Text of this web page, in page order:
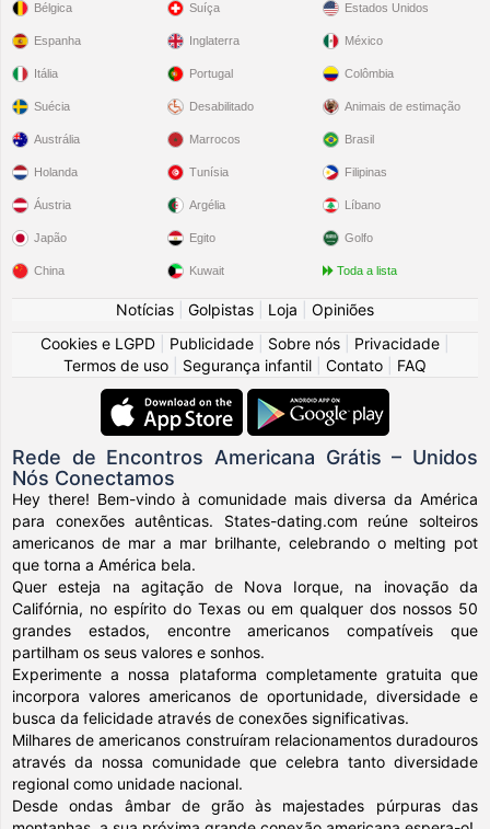
Bélgica
Espanha
Itália
Suécia
Suíça
Inglaterra
Portugal
Desabilitado
Estados Unidos
México
Colômbia
Animais de estimação
Austrália
Holanda
Áustria
Japão
China
Marrocos
Tunísia
Argélia
Egito
Kuwait
Brasil
Filipinas
Líbano
Golfo
Toda a lista
Notícias Golpistas Loja
Opiniões
Cookies e LGPD
Publicidade Sobre nós Privacidade
Termos de uso
Segurança infantil Contato FAQ
Rede de Encontros Americana Grátis – Unidos
Nós Conectamos
Hey there! Bem-vindo à comunidade mais diversa da América
para conexões autênticas. States-dating.com reúne solteiros
americanos de mar a mar brilhante, celebrando o melting pot
que torna a América bela.
Quer esteja na agitação de Nova Iorque, na inovação da
Califórnia, no espírito do Texas ou em qualquer dos nossos 50
grandes estados, encontre americanos compatíveis que
partilham os seus valores e sonhos.
Experimente a nossa plataforma completamente gratuita que
incorpora valores americanos de oportunidade, diversidade e
busca da felicidade através de conexões significativas.
Milhares de americanos construíram relacionamentos duradouros
através da nossa comunidade que celebra tanto diversidade
regional como unidade nacional.
Desde ondas âmbar de grão às majestades púrpuras das